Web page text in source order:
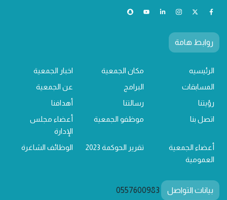
روابط هامة
الرئيسيه مكان الجمعية
اخبار الجمعية
المسابقات
البرامج
عن الجمعية
رؤيتنا
رسالتنا
أهدافنا
اتصل بنا
موظفو الجمعية
أعضاء مجلس
الإدارة
أعضاء الجمعية
العمومية
تقرير الحوكمة 2023 الوظائف الشاغرة
بيانات التواصل 0557600983